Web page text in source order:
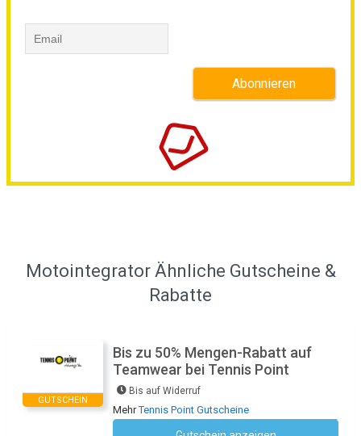
Motointegrator Ähnliche Gutscheine &
Rabatte
GUTSCHEIN
Bis zu 50% Mengen-Rabatt auf
Teamwear bei Tennis Point
Bis auf Widerruf
MehrTennis Point Gutscheine